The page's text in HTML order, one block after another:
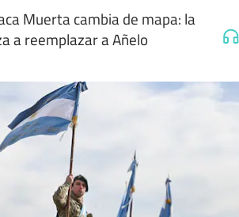
Muerta cambia de mapa: la
a reemplazar a Añelo